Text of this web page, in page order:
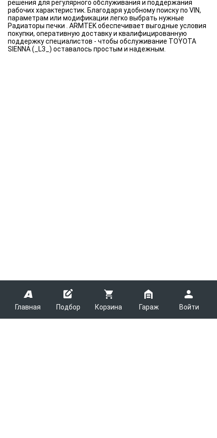
Главная Подбор Корзина Гараж Войти
решения для регулярного обслуживания и поддержания
рабочих характеристик. Благодаря удобному поиску по VIN,
параметрам или модификации легко выбрать нужные
Радиаторы печки . ARMTEK обеспечивает выгодные условия
покупки, оперативную доставку и квалифицированную
поддержку специалистов - чтобы обслуживание TOYOTA
SIENNA (_L3_) оставалось простым и надежным.